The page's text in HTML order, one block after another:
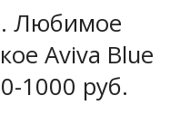
Любимое
Aviva Blue
1000 руб.